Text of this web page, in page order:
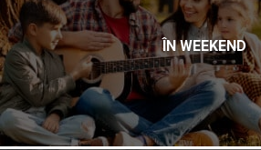
ÎN WEEKEND